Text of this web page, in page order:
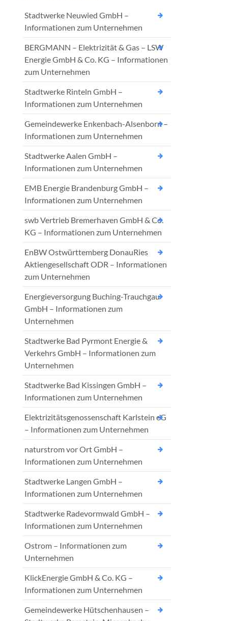
Stadtwerke Neuwied GmbH –
Informationen zum Unternehmen
BERGMANN – Elektrizität & Gas – LSW
Energie GmbH & Co. KG – Informationen
zum Unternehmen
Stadtwerke Rinteln GmbH –
Informationen zum Unternehmen
Gemeindewerke Enkenbach-Alsenborn –
Informationen zum Unternehmen
Stadtwerke Aalen GmbH –
Informationen zum Unternehmen
EMB Energie Brandenburg GmbH –
Informationen zum Unternehmen
swb Vertrieb Bremerhaven GmbH & Co.
KG – Informationen zum Unternehmen
EnBW Ostwürttemberg DonauRies
Aktiengesellschaft ODR – Informationen
zum Unternehmen
Energieversorgung Buching-Trauchgau
GmbH – Informationen zum
Unternehmen
Stadtwerke Bad Pyrmont Energie &
Verkehrs GmbH – Informationen zum
Unternehmen
Stadtwerke Bad Kissingen GmbH –
Informationen zum Unternehmen
Elektrizitätsgenossenschaft Karlstein eG
– Informationen zum Unternehmen
naturstrom vor Ort GmbH –
Informationen zum Unternehmen
Stadtwerke Langen GmbH –
Informationen zum Unternehmen
Stadtwerke Radevormwald GmbH –
Informationen zum Unternehmen
Ostrom – Informationen zum
Unternehmen
KlickEnergie GmbH & Co. KG –
Informationen zum Unternehmen
Gemeindewerke Hütschenhausen –